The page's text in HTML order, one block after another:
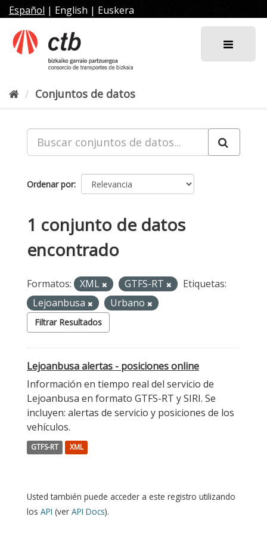
al
contenido
Español | English | Euskera
Conjuntos de datos
Ordenar por
1 conjunto de datos
encontrado
Formatos: XML GTFS-RT
Etiquetas:
Lejoanbusa
Urbano
Filtrar Resultados
Lejoanbusa alertas - posiciones online
Información en tiempo real del servicio de
Lejoanbusa en formato GTFS-RT y SIRI. Se
incluyen: alertas de servicio y posiciones de los
vehículos.
GTFS-RT XML
Usted también puede acceder a este registro utilizando
los API (ver API Docs).